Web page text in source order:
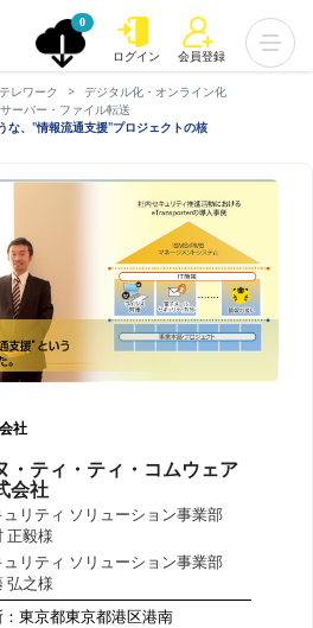
0
ログイン 会員登録
レワーク
デジタル化・オンライン化
ーバー・ファイル転送
な、"情報流通支援"プロジェクトの核
社
・ティ・ティ・コムウェア
会社
ュリティ ソリューション事業部
正毅様
ュリティ ソリューション事業部
弘之様
：東京都東京都港区港南